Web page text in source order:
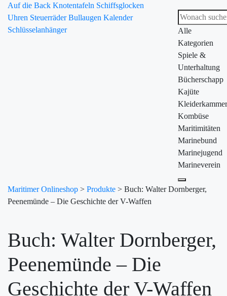
Auf die Back Knotentafeln Schiffsglocken
Uhren SteuerräderBullaugen Kalender
Schlüsselanhänger
Alle
Kategorien
Spiele &
Unterhaltung
Bücherschapp
Kajüte
Kleiderkammer
Kombüse
Maritimitäten
Marinebund
Marinejugend
Marineverein
Maritimer Onlineshop > Produkte > Buch: Walter Dornberger,
Peenemünde – Die Geschichte der V-Waffen
Buch: Walter Dornberger,
Peenemünde – Die
Geschichte der V-Waffen